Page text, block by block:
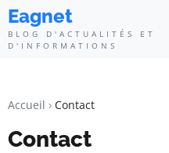
Eagnet
BLOG D'ACTUALITÉS ET
D'INFORMATIONS
Accueil Contact
Contact